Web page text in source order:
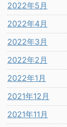
2022年5月
2022年4月
2022年3月
2022年2月
2022年1月
2021年12月
2021年11月